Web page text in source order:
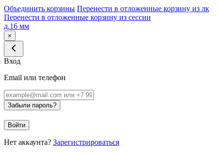
Объединить корзины Перенести в отложенные корзину из лк
Перенести в отложенные корзину из сессии
д.16 мм
×
Вход
Email или телефон
Забыли пароль?
Войти
Нет аккаунта? Зарегистрироваться